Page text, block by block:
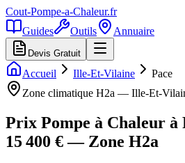
Cout-Pompe-a-Chaleur.fr
Guides
Outils Annuaire
Devis Gratuit
Accueil Ille-Et-Vilaine
Pace
Zone climatique H2a — Ille-Et-
Prix Pompe à Chaleur à
15 400 € — Zone H2a